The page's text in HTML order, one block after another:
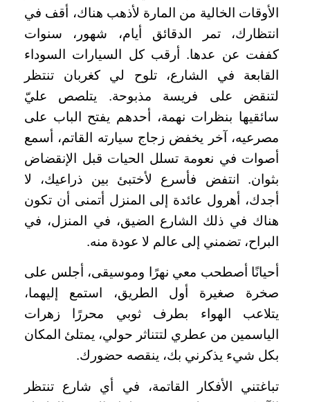
الأوقات الخالية من المارة لأذهب هناك، أقف في
انتظارك، تمر الدقائق أيام، شهور، سنوات
كففت عن عدها. أرقب كل السيارات السوداء
القابعة في الشارع، تلوح لي كغربان تنتظر
لتنقض على فريسة مذبوحة. يتلصص عليّ
سائقيها بنظرات نهمة، أحدهم يفتح الباب على
مصرعيه، آخر يخفض زجاج سيارته القاتم، أسمع
أصوات في نعومة تسلل الحيات قبل الإنقضاض
بثوان. انتفض فأسرع لأختبئ بين ذراعيك، لا
أجدك، أهرول عائدة إلى المنزل أتمنى أن تكون
هناك في ذلك الشارع الضيق، في المنزل، في
البراح، تضمني إلى عالم لا عودة منه.
أحيانًا أصطحب معي نهرًا وموسيقى، أجلس على
صخرة صغيرة أول الطريق، استمع إليهما،
يتلاعب الهواء بطرف ثوبي محررًا زهرات
الياسمين من عطري لتتناثر حولي، يمتلئ المكان
بكل شيء يذكرني بك، ينقصه حضورك.
تباغتني الأفكار القاتمة، في أي شارع تنتظر